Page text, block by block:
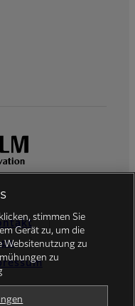
stimmen Sie
Gerät zu, um die
Websitenutzung zu
zu